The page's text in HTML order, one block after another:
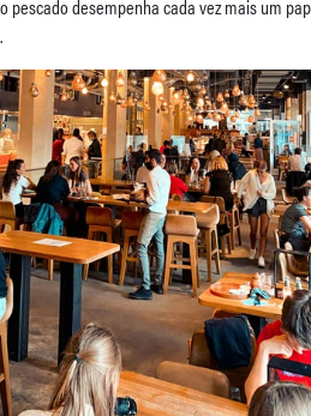
pescado desempenha cada vez mais um